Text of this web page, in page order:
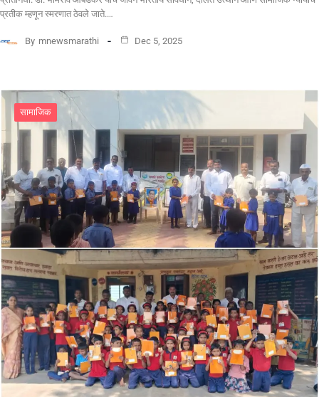
प्रतीक म्हणून स्मरणात ठेवले जाते.…
By mnewsmarathi Dec 5, 2025
सामाजिक